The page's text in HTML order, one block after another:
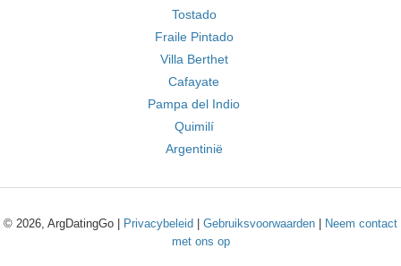
Tostado
Fraile Pintado
Villa Berthet
Cafayate
Pampa del Indio
Quimilí
Argentinië
© 2026, ArgDatingGo | Privacybeleid Gebruiksvoorwaarden
Neem contact
met ons op